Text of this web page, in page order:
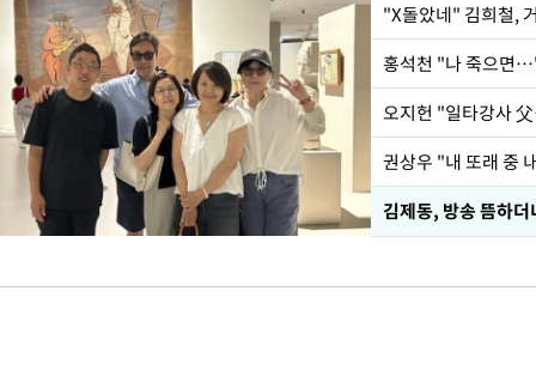
"X돌았네" 김희철,
홍석천 "나 죽으면
권상우 "내 또래 중